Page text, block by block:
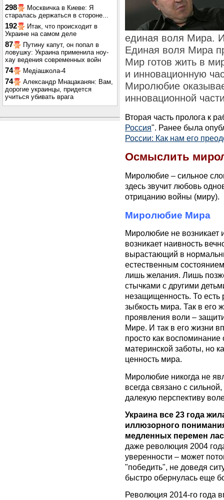
298
Москвичка в Киеве: Я
старалась держаться в стороне...
192
Итак, что происходит в
Украине на самом деле
87
Путину капут, он попал в
ловушку: Украина применила ноу-
хау ведения современных войн
74 Медіашкола-4
74
Александр Мнацаканян: Вам,
дорогие украинцы, придется
учиться убивать врага
единая воля Мира.
Единая воля Мира
Мир готов жить в
и инновационную
Миролюбие
инновационной
Вторая часть пролога к
Россия". Ранее была
России: Как нам его
Осмыслить
Миролюбие – сильное
здесь звучит любовь
отрицанию войны (миру).
Миролюбие Мира
Миролюбие не возникает
возникает наивность
вырастающий в
естественным
лишь желания. Лишь
стычками с другими
незащищенность. То есть
зыбкость мира. Так в его
проявления воли –
Мире. И так в его жизни
просто как
материнской заботы, но
ценность мира.
Миролюбие никогда не
всегда связано с
далекую перспективу
Украина все 23 года
иллюзорного
медленных перемен
даже революция 2004
уверенности – может
"победить", не доведя
быстро обернулась еще
Революция 2014-го года